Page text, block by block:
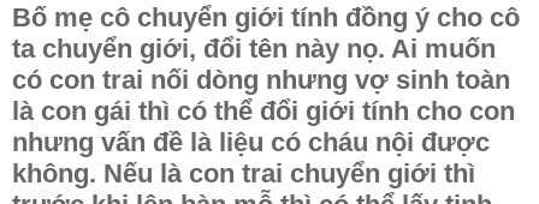
Bố mẹ cô chuyển giới tính đồng ý cho cô
ta chuyển giới, đổi tên này nọ. Ai muốn
có con trai nối dòng nhưng vợ sinh toàn
là con gái thì có thể đổi giới tính cho con
nhưng vấn đề là liệu có cháu nội được
không. Nếu là con trai chuyển giới thì